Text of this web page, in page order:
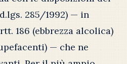
285/1992) — in
186 (ebbrezza alcolica)
— che ne